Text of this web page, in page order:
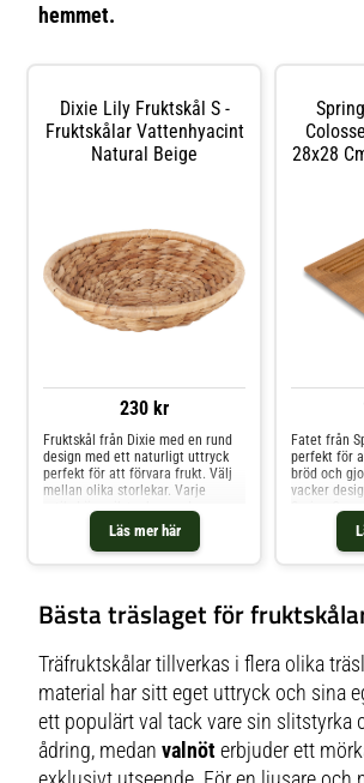
hemmet.
Dixie Lily Fruktskål S -
Fruktskålar Vattenhyacint
Natural Beige
230 kr
Läs mer här
Fruktskål från Dixie med en rund
design med ett naturligt uttryck
perfekt för att förvara frukt. Välj
mellan olika storlekar. Varje
artikel är unik tack vare den
handgjorda designen. Om
fruktskålen från Dixie- Handvävd
design.- Finns i flera storlekar.-
med en fuktig trasa. Shoppa
Fruktskålar och mer Skålar &
28x28
Fatet från
perfekt för
bröd och
vacker
Spring
modeller.-
trä.
med en
Bästa träslaget för
Träfruktskålar tillverkas i flera olika
material har sitt eget uttryck och sina
ett populärt val tack vare sin slitstyrka
ådring, medanvalnöt erbjuder ett